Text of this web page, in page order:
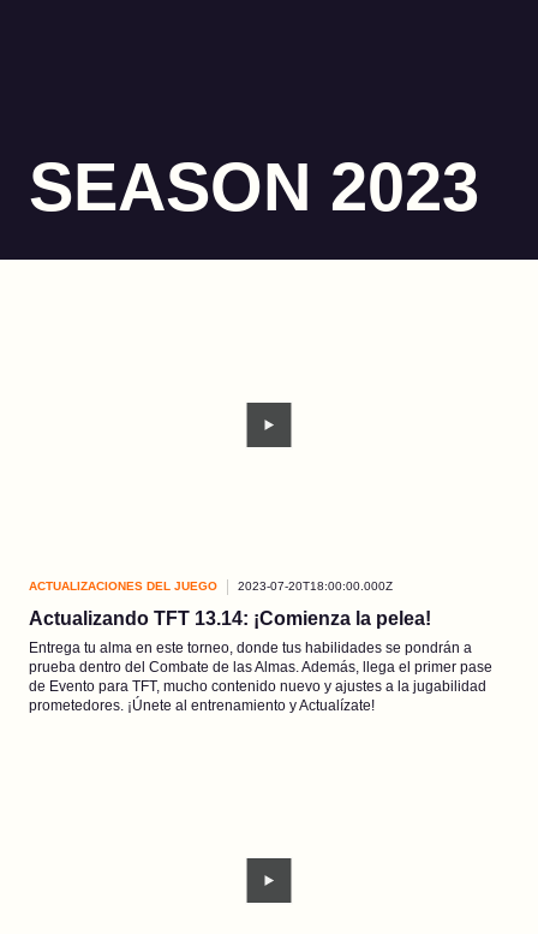
SEASON 2023
ACTUALIZACIONES DEL JUEGO 2023-07-20T18:00:00.000Z
Actualizando TFT 13.14: ¡Comienza la pelea!
Entrega tu alma en este torneo, donde tus habilidades se pondrán a
prueba dentro del Combate de las Almas. Además, llega el primer pase
de Evento para TFT, mucho contenido nuevo y ajustes a la jugabilidad
prometedores. ¡Únete al entrenamiento y Actualízate!